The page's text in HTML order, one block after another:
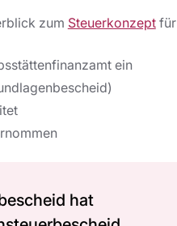
zum Steuerkonzeptfür
ein
hat